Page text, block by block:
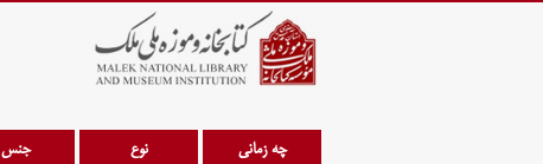
چه زمانی نوع جنس